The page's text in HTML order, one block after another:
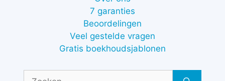
7 garanties
Beoordelingen
Veel gestelde vragen
Gratis boekhoudsjablonen
Zoek